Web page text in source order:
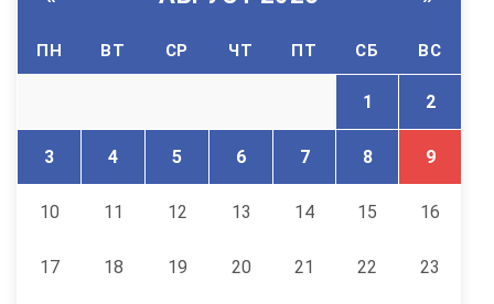
ПН ВТ СР ЧТ ПТ СБ ВС
1 2
3 4 5 6 7 8 9
10 11 12 13 14 15 16
17 18 19 20 21 22 23